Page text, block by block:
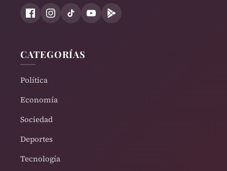
CATEGORÍAS
Política
Economía
Sociedad
Deportes
Tecnología